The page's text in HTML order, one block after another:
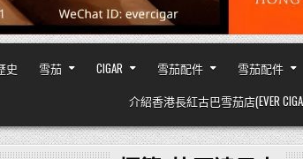
史 雪茄 CIGAR 雪茄配件 雪茄配件
介紹香港長紅古巴雪茄店(EVER